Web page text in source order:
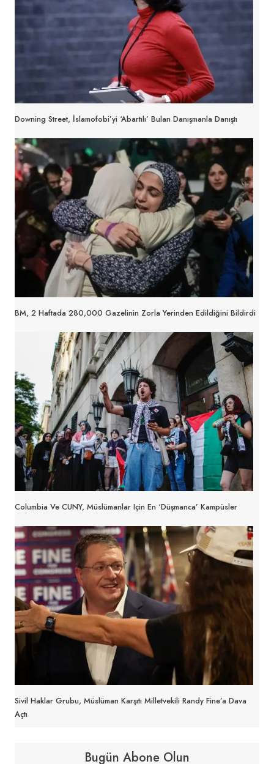
Downing Street, İslamofobi’yi ‘abartılı’ Bulan Danışmanla Danıştı
BM, 2 Haftada 280,000 Gazelinin Zorla Yerinden Edildiğini Bildirdi
Columbia Ve CUNY, Müslümanlar Için En ‘düşmanca’ Kampüsler
Sivil Haklar Grubu, Müslüman Karşıtı Milletvekili Randy Fine’a Dava
Açtı
Bugün Abone Olun